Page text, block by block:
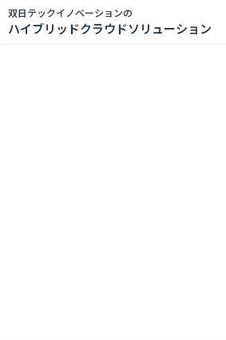
双日テックイノベーションの
ハイブリッドクラウドソリューション